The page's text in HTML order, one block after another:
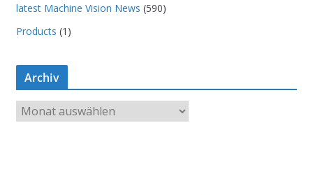
latest Machine Vision News (590)
Products (1)
Archiv
r